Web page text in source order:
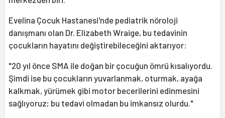
Evelina Çocuk Hastanesi'nde pediatrik nöroloji
danışmanı olan Dr. Elizabeth Wraige, bu tedavinin
çocukların hayatını değiştirebileceğini aktarıyor:
"20 yıl önce SMA ile doğan bir çocuğun ömrü kısalıyordu.
Şimdi ise bu çocukların yuvarlanmak, oturmak, ayağa
kalkmak, yürümek gibi motor becerilerini edinmesini
sağlıyoruz; bu tedavi olmadan bu imkansız olurdu."